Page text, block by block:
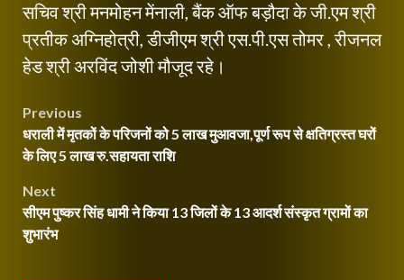
सचिव श्री मनमोहन मेंनाली, बैंक ऑफ बड़ौदा के जी.एम श्री
प्रतीक अग्निहोत्री, डीजीएम श्री एस.पी.एस तोमर , रीजनल
हेड श्री अरविंद जोशी मौजूद रहे।
Post
navigation
Previous
धराली में मृतकों के परिजनों को 5 लाख मुआवजा,पूर्ण रूप से क्षतिग्रस्त घरों
के लिए 5 लाख रु.सहायता राशि
Next
सीएम पुष्कर सिंह धामी ने किया 13 जिलों के 13 आदर्श संस्कृत ग्रामों का
शुभारंभ